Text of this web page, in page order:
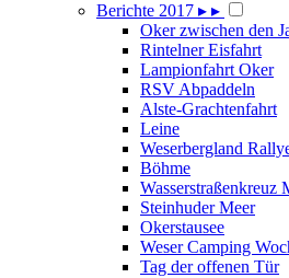
Berichte 2017 ▸ ▸
Oker zwischen den
Rintelner Eisfahrt
Lampionfahrt Oker
RSV Abpaddeln
Alste-Grachtenfahrt
Leine
Weserbergland
Böhme
Wasserstraßenkreuz
Steinhuder Meer
Okerstausee
Weser Camping
Tag der offenen Tür